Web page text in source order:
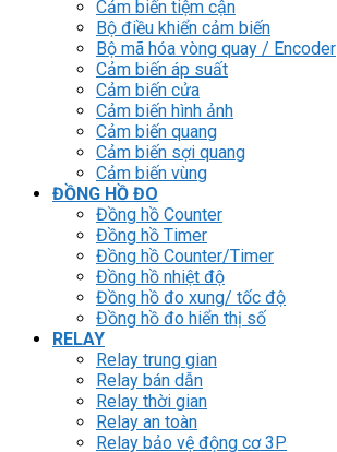
Cảm biến tiệm cận
Bộ điều khiển cảm biến
Bộ mã hóa vòng quay / Encoder
Cảm biến áp suất
Cảm biến cửa
Cảm biến hình ảnh
Cảm biến quang
Cảm biến sợi quang
Cảm biến vùng
ĐỒNG HỒ ĐO
Đồng hồ Counter
Đồng hồ Timer
Đồng hồ Counter/Timer
Đồng hồ nhiệt độ
Đồng hồ đo xung/ tốc độ
Đồng hồ đo hiển thị số
RELAY
Relay trung gian
Relay bán dẫn
Relay thời gian
Relay an toàn
Relay bảo vệ động cơ 3P